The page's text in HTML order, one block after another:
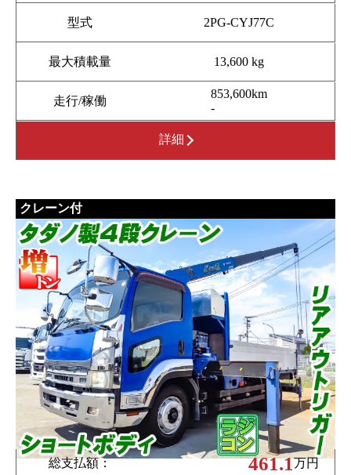
型式 2PG-CYJ77C
最大積載量 13,600 kg
走行/稼働
853,600km
-
詳細
クレーン付
総支払額： 461.1万円